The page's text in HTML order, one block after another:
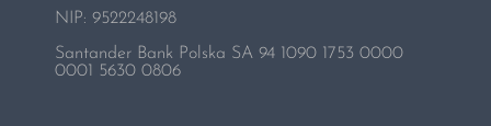
Składki
NIP: 9522248198
Santander Bank Polska SA 94 1090 1753 0000
0001 5630 0806